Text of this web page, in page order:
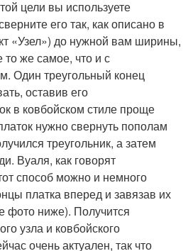
цели вы используете
его так, как описано в
«Узел») до нужной вам ширины,
то же самое, что и с
Один треугольный конец
оставив его
в ковбойском стиле проще
нужно свернуть пополам
треугольник, а затем
Вуаля, как говорят
способ можно и немного
платка вперед и завязав их
фото ниже). Получится
узла и ковбойского
очень актуален, так что